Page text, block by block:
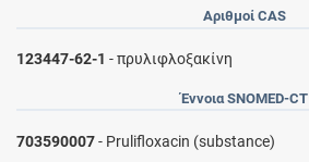
Αριθμοί CAS
123447-62-1 - πρυλιφλοξακίνη
Έννοια SNOMED-CT
703590007- Prulifloxacin (substance)